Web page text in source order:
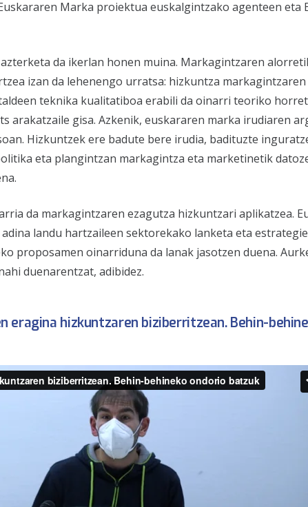
Marka proiektua euskalgintzako agenteen eta
da ikerlan honen muina. Markagintzaren
izan da lehenengo urratsa: hizkuntza
teknika kualitatiboa erabili da oinarri teoriko
arakatzaile gisa. Azkenik, euskararen marka irudiaren
Hizkuntzek ere badute bere irudia, badituzte
eta plangintzan markagintza eta marketinetik
da markagintzaren ezagutza hizkuntzari aplikatzea.
landu hartzaileen sektorekako lanketa eta
proposamen oinarriduna da lanak jasotzen duena.
duenarentzat, adibidez.
eragina hizkuntzaren biziberritzean. Behin-